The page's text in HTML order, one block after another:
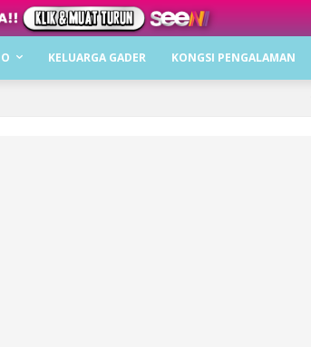
KELUARGA GADER KONGSI PENGALAMAN